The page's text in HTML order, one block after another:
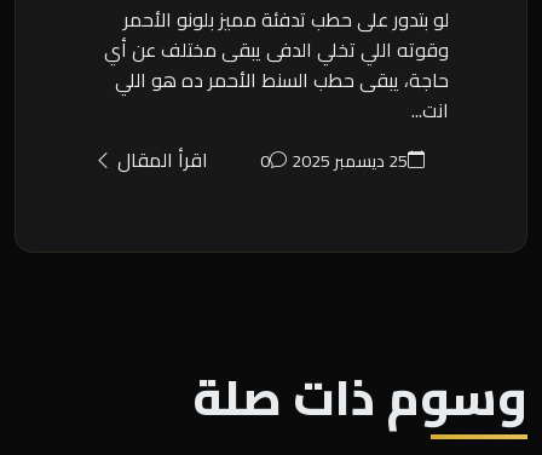
لو بتدور على حطب تدفئة مميز بلونو الأحمر
وقوته اللي تخلي الدفى يبقى مختلف عن أي
حاجة، يبقى حطب السنط الأحمر ده هو اللي
انت...
25 ديسمبر 2025 0 اقرأ المقال
وسوم ذات صلة